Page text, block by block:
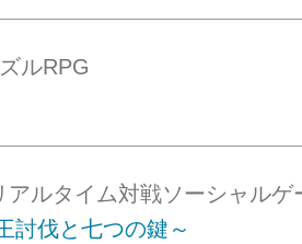
ルRPG
アルタイム対戦ソーシャルゲ
討伐と七つの鍵～